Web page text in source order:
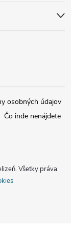
osobných údajov
Čo inde nenájdete
. Všetky práva